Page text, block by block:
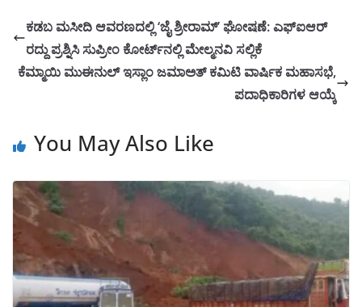
ಕಡಬ ಮಸೀದಿ ಆವರಣದಲ್ಲಿ ‘ಜೈ ಶ್ರೀರಾಮ್’ ಘೋಷಣೆ: ಎಫ್‌ಐಆರ್
ರದ್ದು ಪ್ರಶ್ನಿಸಿ ಸುಪ್ರೀಂ ಕೋರ್ಟ್‌ನಲ್ಲಿ ಮೇಲ್ಮನವಿ ಸಲ್ಲಿಕೆ
ಕೆಮ್ಮಾಯಿ ಮುಈನುಲ್ ಇಸ್ಲಾಂ ಜಮಾಅತ್ ಕಮಿಟಿ ವಾರ್ಷಿಕ ಮಹಾಸಭೆ,
ಪದಾಧಿಕಾರಿಗಳ ಆಯ್ಕೆ
You May Also Like